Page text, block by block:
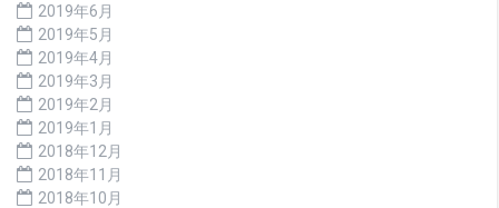
2019年6月
2019年5月
2019年4月
2019年3月
2019年2月
2019年1月
2018年12月
2018年11月
2018年10月